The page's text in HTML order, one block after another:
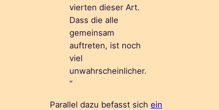
vierten dieser Art.
Dass die alle
gemeinsam
auftreten, ist noch
viel
unwahrscheinlicher.
“
Parallel dazu befasst sichein